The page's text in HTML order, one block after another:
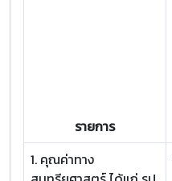
รายการ
1. คุณค่าทาง